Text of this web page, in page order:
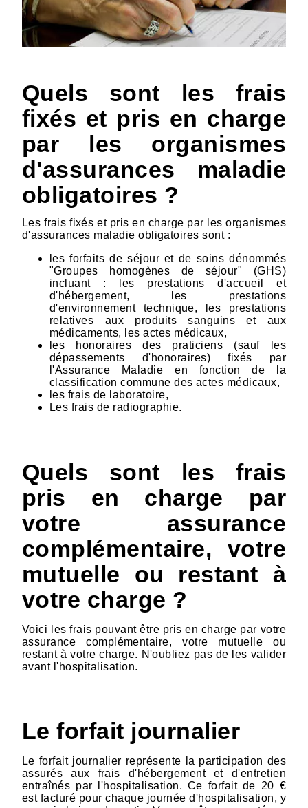
Quels sont les frais
fixés et pris en charge
par les organismes
d'assurances maladie
obligatoires ?
Les frais fixés et pris en charge par les organismes
d'assurances maladie obligatoires sont :
les forfaits de séjour et de soins dénommés
"Groupes homogènes de séjour" (GHS)
incluant : les prestations d'accueil et
d'hébergement, les prestations
d'environnement technique, les prestations
relatives aux produits sanguins et aux
médicaments, les actes médicaux,
les honoraires des praticiens (sauf les
dépassements d'honoraires) fixés par
l'Assurance Maladie en fonction de la
classification commune des actes médicaux,
les frais de laboratoire,
Les frais de radiographie.
Quels sont les frais
pris en charge par
votre assurance
complémentaire, votre
mutuelle ou restant à
votre charge ?
Voici les frais pouvant être pris en charge par votre
assurance complémentaire, votre mutuelle ou
restant à votre charge. N'oubliez pas de les valider
avant l'hospitalisation.
Le forfait journalier
Le forfait journalier représente la participation des
assurés aux frais d'hébergement et d'entretien
entraînés par l'hospitalisation. Ce forfait de 20 €
est facturé pour chaque journée d'hospitalisation, y